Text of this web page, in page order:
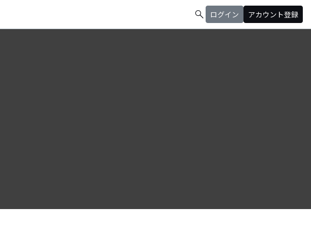
search ログイン アカウント登録